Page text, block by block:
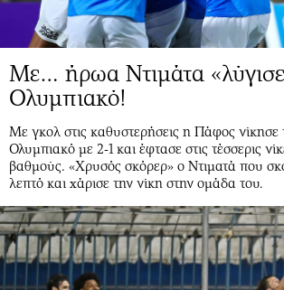
Με… ήρωα Ντιμάτα
Ολυμπιακό!
Με γκολ στις καθυστερήσεις η Πάφος νίκησε
Ολυμπιακό με 2-1 και έφτασε στις τέσσερις
βαθμούς. «Χρυσός σκόρερ» ο Ντιματά που
λεπτό και χάρισε την νίκη στην ομάδα του.